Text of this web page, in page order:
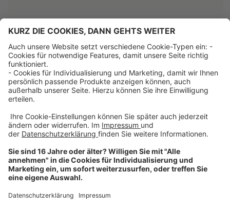
Über uns
Dehner Unternehmen
Jobs bei Dehner